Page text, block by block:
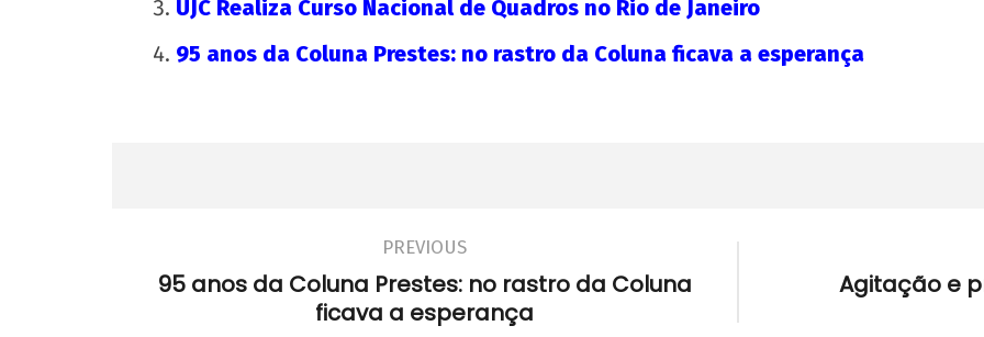
UJC Realiza Curso Nacional de Quadros no Rio de Janeiro
95 anos da Coluna Prestes: no rastro da Coluna ficava a esperança
PREVIOUS
95 anos da Coluna Prestes: no rastro da Coluna
ficava a esperança
Agitação e